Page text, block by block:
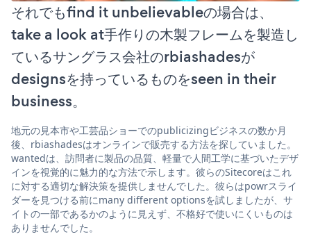
それでもfind it unbelievableの場合は、
take a look at手作りの木製フレームを製造し
ているサングラス会社のrbiashadesが
designsを持っているものをseen in their
business。
地元の見本市や工芸品ショーでのpublicizingビジネスの数か月
後、rbiashadesはオンラインで販売する方法を探していました。
wantedは、訪問者に製品の品質、軽量で人間工学に基づいたデザ
インを視覚的に魅力的な方法で示します。彼らのSitecoreはこれ
に対する適切な解決策を提供しませんでした。彼らはpowrスライ
ダーを見つける前にmany different optionsを試しましたが、サ
イトの一部であるかのように見えず、不格好で使いにくいものは
ありませんでした。